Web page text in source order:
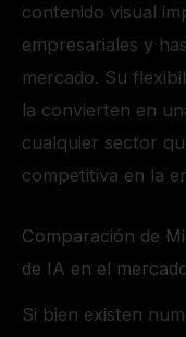
contenido visual
empresariales y
mercado. Su
la convierten en
cualquier sector
competitiva en la
Comparación de
de IA en el
Si bien existen